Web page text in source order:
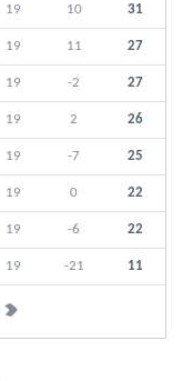
19 10 31
19 11 27
19 -2 27
19 2 26
19 -7 25
19 0 22
19 -6 22
19 -21 11